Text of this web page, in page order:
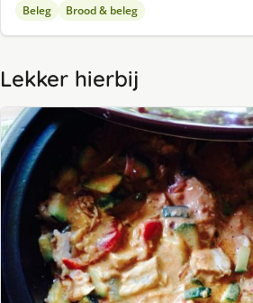
Beleg Brood & beleg
Lekker hierbij